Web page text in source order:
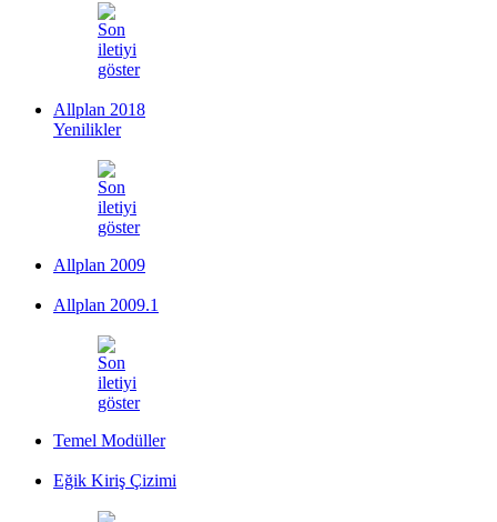
Allplan 2018
Yenilikler
Allplan 2009
Allplan 2009.1
Temel Modüller
Eğik Kiriş Çizimi